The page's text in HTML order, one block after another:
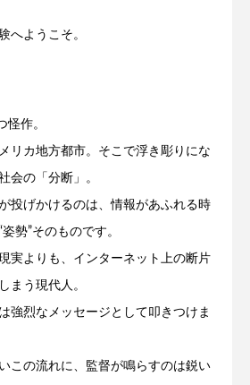
へようこそ。
怪作。
リカ地方都市。そこで浮き彫りにな
会の「分断」。
投げかけるのは、情報があふれる時
勢”そのものです。
実よりも、インターネット上の断片
まう現代人。
強烈なメッセージとして叩きつけま
この流れに、監督が鳴らすのは鋭い